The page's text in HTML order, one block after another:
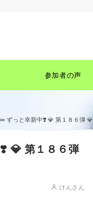
参加者の声
ずっと幸新中❣️ 💎 第１８６弾 💎
💎 第１８６弾
けんさん